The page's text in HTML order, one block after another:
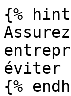
{%
éviter
{%